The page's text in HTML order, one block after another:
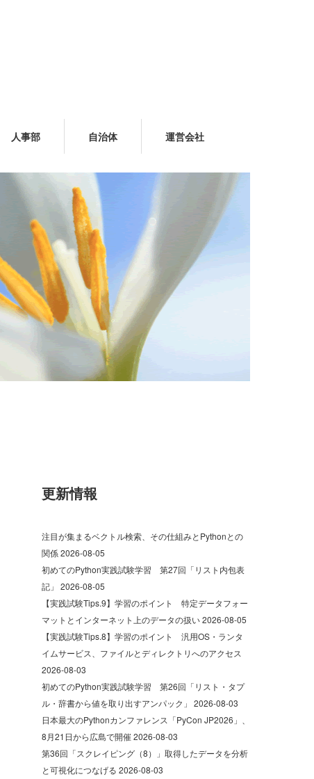
人事部 自治体 運営会社
更新情報
注目が集まるベクトル検索、その仕組みとPythonとの
関係2026-08-05
初めてのPython実践試験学習 第27回「リスト内包表
記」 2026-08-05
【実践試験Tips.9】学習のポイント 特定データフォー
マットとインターネット上のデータの扱い2026-08-05
【実践試験Tips.8】学習のポイント 汎用OS・ランタ
イムサービス、ファイルとディレクトリへのアクセス
2026-08-03
初めてのPython実践試験学習 第26回「リスト・タプ
ル・辞書から値を取り出すアンパック」 2026-08-03
日本最大のPythonカンファレンス「PyCon JP2026」、
8月21日から広島で開催2026-08-03
第36回「スクレイピング（8）」取得したデータを分析
と可視化につなげる 2026-08-03